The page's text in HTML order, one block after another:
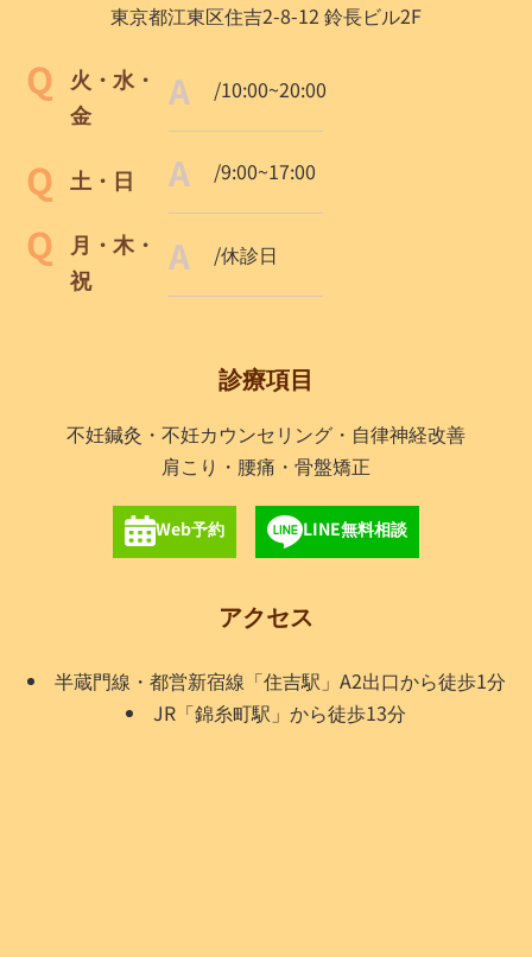
東京都江東区住吉2-8-12 鈴長ビル2F
火・水・
金
/10:00~20:00
土・日 /9:00~17:00
月・木・
祝
/休診日
診療項目
不妊鍼灸・不妊カウンセリング・自律神経改善
肩こり・腰痛・骨盤矯正
Web予約 LINE無料相談
アクセス
半蔵門線・都営新宿線「住吉駅」A2出口から徒歩1分
JR「錦糸町駅」から徒歩13分